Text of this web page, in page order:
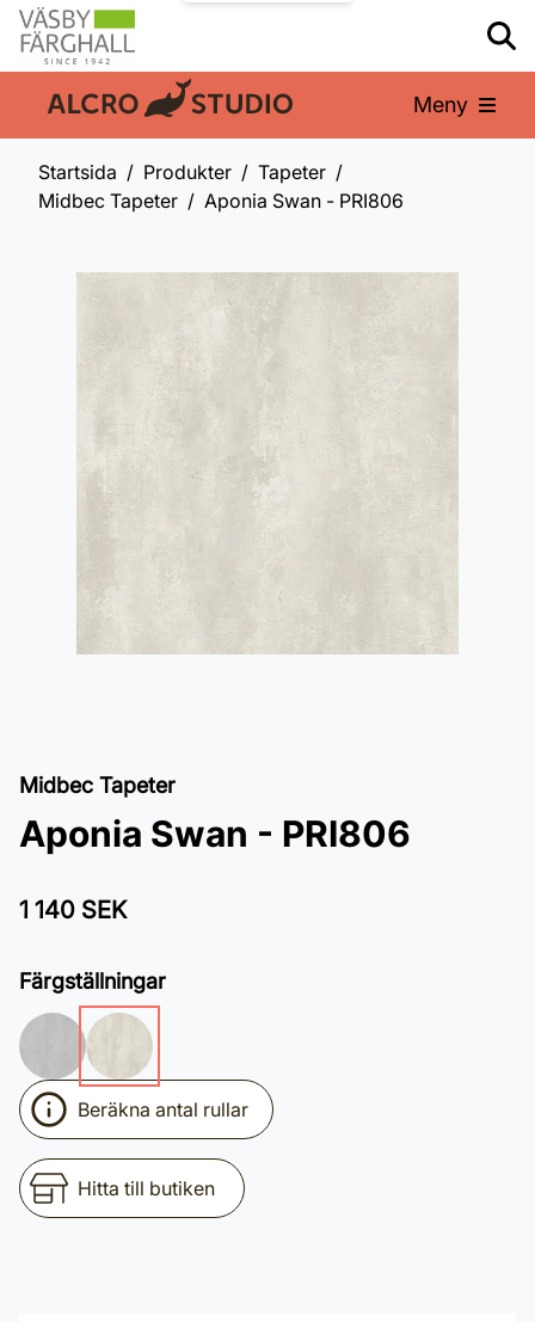
En del av: Meny
Startsida Produkter
Tapeter
Midbec Tapeter
Aponia Swan - PRI806
Midbec Tapeter
Aponia Swan - PRI806
1 140 SEK
Färgställningar
Beräkna antal rullar
Hitta till butiken